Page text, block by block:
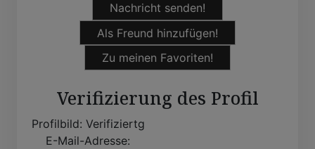
Nachricht senden!
Als Freund hinzufügen!
Zu meinen Favoriten!
Verifizierung des Profil
Profilbild: Verifiziertg
E-Mail-Adresse: